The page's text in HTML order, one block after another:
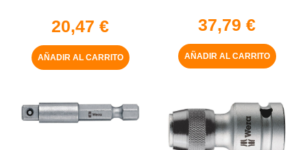
20,47 €
AÑADIR AL CARRITO
37,79 €
AÑADIR AL CARRITO